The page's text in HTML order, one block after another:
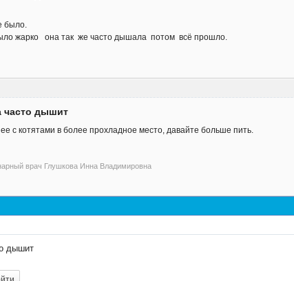
было.
жарко она так же часто дышала потом всё прошло.
часто дышит
с котятами в более прохладное место, давайте больше пить.
врач Глушкова Инна Владимировна
дышит